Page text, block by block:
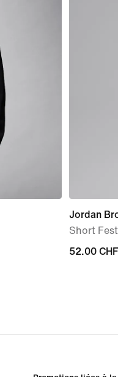
Jordan
Short
52.00 CHF
52.00 CHF